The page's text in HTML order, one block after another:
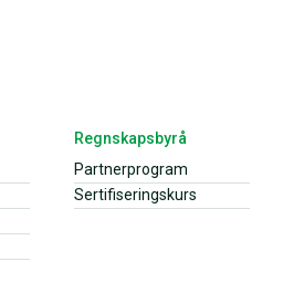
Regnskapsbyrå
Partnerprogram
Sertifiseringskurs